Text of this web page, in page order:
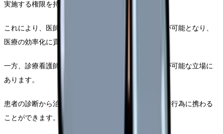
実施する権限を持っています。
これにより、医師の判断を待たずに迅速な医療提供が可能となり、
医療の効率化に貢献します。
一方、診療看護師は、より包括的な医療判断と実施が可能な立場に
あります。
患者の診断から治療計画の立案まで、より広範な医療行為に携わる
ことができます。